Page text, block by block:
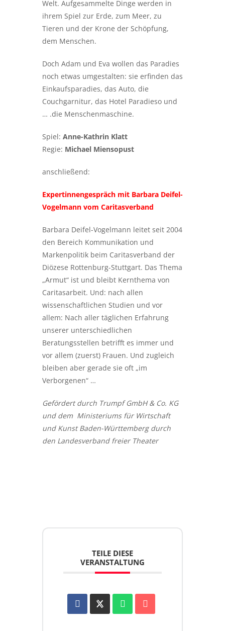
Welt. Aufgesammelte Dinge werden in
ihrem Spiel zur Erde, zum Meer, zu
Tieren und der Krone der Schöpfung,
dem Menschen.
Doch Adam und Eva wollen das Paradies
noch etwas umgestalten: sie erfinden das
Einkaufsparadies, das Auto, die
Couchgarnitur, das Hotel Paradieso und
… .die Menschenmaschine.
Spiel: Anne-Kathrin Klatt
Regie: Michael Miensopust
anschließend:
Expertinnengespräch mit Barbara Deifel-
Vogelmann vom Caritasverband
Barbara Deifel-Vogelmann leitet seit 2004
den Bereich Kommunikation und
Markenpolitik beim Caritasverband der
Diözese Rottenburg-Stuttgart. Das Thema
„Armut“ ist und bleibt Kernthema von
Caritasarbeit. Und: nach allen
wissenschaftlichen Studien und vor
allem: Nach aller täglichen Erfahrung
unserer unterschiedlichen
Beratungsstellen betrifft es immer und
vor allem (zuerst) Frauen. Und zugleich
bleiben aber gerade sie oft „im
Verborgenen“ …
Gefördert durch Trumpf GmbH & Co. KG
und dem Ministeriums für Wirtschaft
und Kunst Baden-Württemberg durch
den Landesverband freier Theater
TEILE DIESE
VERANSTALTUNG